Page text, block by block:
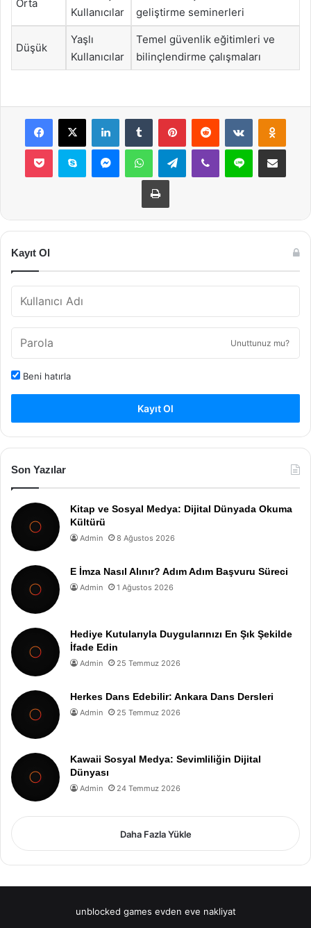
Orta
Kullanıcılar
geliştirme seminerleri
Düşük
Yaşlı
Kullanıcılar
Temel güvenlik eğitimleri ve
bilinçlendirme çalışmaları
Facebook
X LinkedInTumblr PinterestReddit VKontakte
Pocket Skype MessengerWhatsAppTelegramViber Line E-Posta ile
Yazdır
Kayıt Ol
Unuttunuz mu?
Beni hatırla
Kayıt Ol
Son Yazılar
Kitap ve Sosyal Medya: Dijital Dünyada Okuma
Kültürü
Admin 8 Ağustos 2026
E İmza Nasıl Alınır? Adım Adım Başvuru Süreci
Admin 1 Ağustos 2026
Hediye Kutularıyla Duygularınızı En Şık Şekilde
İfade Edin
Admin 25 Temmuz 2026
Herkes Dans Edebilir: Ankara Dans Dersleri
Admin 25 Temmuz 2026
Kawaii Sosyal Medya: Sevimliliğin Dijital
Dünyası
Admin 24 Temmuz 2026
Daha Fazla Yükle
unblocked games evden eve nakliyat